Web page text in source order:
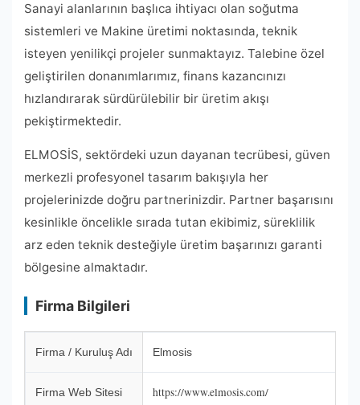
Sanayi alanlarının başlıca ihtiyacı olan soğutma
sistemleri ve Makine üretimi noktasında, teknik
isteyen yenilikçi projeler sunmaktayız. Talebine özel
geliştirilen donanımlarımız, finans kazancınızı
hızlandırarak sürdürülebilir bir üretim akışı
pekiştirmektedir.
ELMOSİS, sektördeki uzun dayanan tecrübesi, güven
merkezli profesyonel tasarım bakışıyla her
projelerinizde doğru partnerinizdir. Partner başarısını
kesinlikle öncelikle sırada tutan ekibimiz, süreklilik
arz eden teknik desteğiyle üretim başarınızı garanti
bölgesine almaktadır.
Firma Bilgileri
Firma / Kuruluş Adı Elmosis
Firma Web Sitesi https://www.elmosis.com/